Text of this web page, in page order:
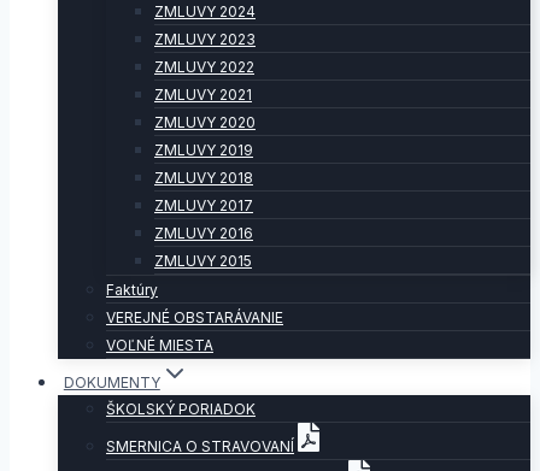
ZMLUVY 2024
ZMLUVY 2023
ZMLUVY 2022
ZMLUVY 2021
ZMLUVY 2020
ZMLUVY 2019
ZMLUVY 2018
ZMLUVY 2017
ZMLUVY 2016
ZMLUVY 2015
Faktúry
VEREJNÉ OBSTARÁVANIE
VOĽNÉ MIESTA
DOKUMENTY
ŠKOLSKÝ PORIADOK
SMERNICA O STRAVOVANÍ